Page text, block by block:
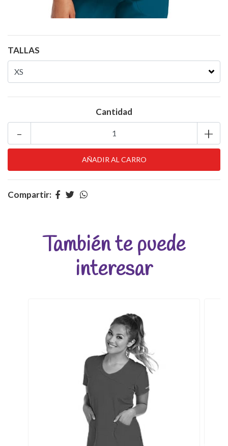
TALLAS
Cantidad
+
-
Compartir:
También te puede
interesar